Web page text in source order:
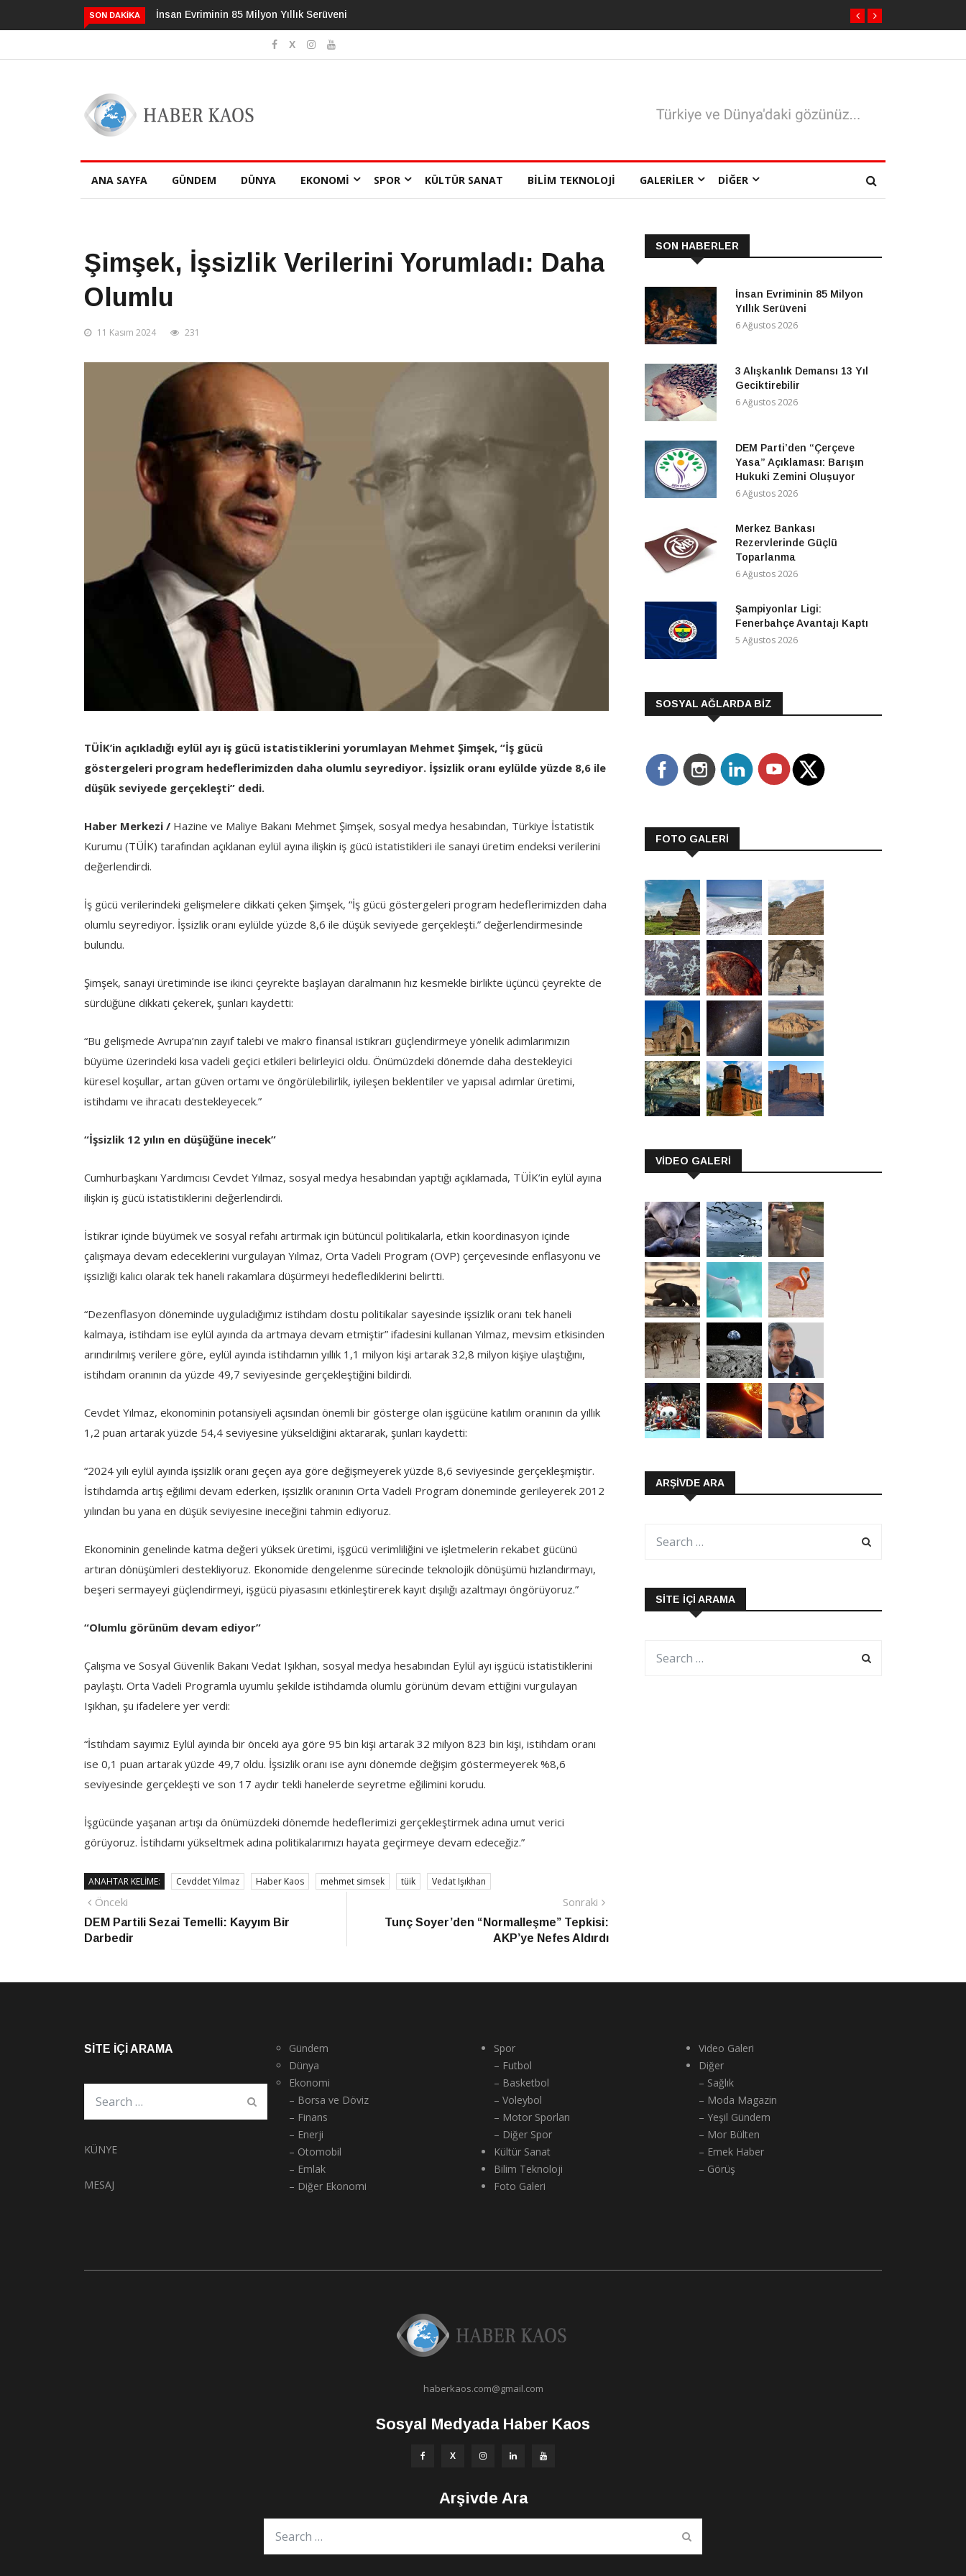
SON DAKIKA
Evriminin 85 Milyon Yıllık Serüveni3 Alışkanlık Demansı 13 Yıl
Geciktirebilir
ANA SAYFA GÜNDEM DÜNYA EKONOMI SPOR KÜLTÜR SANAT BILIM TEKNOLOJI GALERILER DIĞER
Şimşek, İşsizlik Verilerini Yorumladı: Daha
Olumlu
11 Kasım 2024 231
TÜİK’in açıkladığı eylül ayı iş gücü istatistiklerini yorumlayan Mehmet Şimşek, “İş gücü
göstergeleri program hedeflerimizden daha olumlu seyrediyor. İşsizlik oranı eylülde yüzde 8,6 ile
düşük seviyede gerçekleşti” dedi.
Haber Merkezi / Hazine ve Maliye Bakanı Mehmet Şimşek, sosyal medya hesabından, Türkiye İstatistik
Kurumu (TÜİK) tarafından açıklanan eylül ayına ilişkin iş gücü istatistikleri ile sanayi üretim endeksi verilerini
değerlendirdi.
İş gücü verilerindeki gelişmelere dikkati çeken Şimşek, “İş gücü göstergeleri program hedeflerimizden daha
olumlu seyrediyor. İşsizlik oranı eylülde yüzde 8,6 ile düşük seviyede gerçekleşti.” değerlendirmesinde
bulundu.
Şimşek, sanayi üretiminde ise ikinci çeyrekte başlayan daralmanın hız kesmekle birlikte üçüncü çeyrekte de
sürdüğüne dikkati çekerek, şunları kaydetti:
“Bu gelişmede Avrupa’nın zayıf talebi ve makro finansal istikrarı güçlendirmeye yönelik adımlarımızın
büyüme üzerindeki kısa vadeli geçici etkileri belirleyici oldu. Önümüzdeki dönemde daha destekleyici
küresel koşullar, artan güven ortamı ve öngörülebilirlik, iyileşen beklentiler ve yapısal adımlar üretimi,
istihdamı ve ihracatı destekleyecek.”
“İşsizlik 12 yılın en düşüğüne inecek”
Cumhurbaşkanı Yardımcısı Cevdet Yılmaz, sosyal medya hesabından yaptığı açıklamada, TÜİK’in eylül ayına
ilişkin iş gücü istatistiklerini değerlendirdi.
İstikrar içinde büyümek ve sosyal refahı artırmak için bütüncül politikalarla, etkin koordinasyon içinde
çalışmaya devam edeceklerini vurgulayan Yılmaz, Orta Vadeli Program (OVP) çerçevesinde enflasyonu ve
işsizliği kalıcı olarak tek haneli rakamlara düşürmeyi hedeflediklerini belirtti.
“Dezenflasyon döneminde uyguladığımız istihdam dostu politikalar sayesinde işsizlik oranı tek haneli
kalmaya, istihdam ise eylül ayında da artmaya devam etmiştir” ifadesini kullanan Yılmaz, mevsim etkisinden
arındırılmış verilere göre, eylül ayında istihdamın yıllık 1,1 milyon kişi artarak 32,8 milyon kişiye ulaştığını,
istihdam oranının da yüzde 49,7 seviyesinde gerçekleştiğini bildirdi.
Cevdet Yılmaz, ekonominin potansiyeli açısından önemli bir gösterge olan işgücüne katılım oranının da yıllık
1,2 puan artarak yüzde 54,4 seviyesine yükseldiğini aktararak, şunları kaydetti:
“2024 yılı eylül ayında işsizlik oranı geçen aya göre değişmeyerek yüzde 8,6 seviyesinde gerçekleşmiştir.
İstihdamda artış eğilimi devam ederken, işsizlik oranının Orta Vadeli Program döneminde gerileyerek 2012
yılından bu yana en düşük seviyesine ineceğini tahmin ediyoruz.
Ekonominin genelinde katma değeri yüksek üretimi, işgücü verimliliğini ve işletmelerin rekabet gücünü
artıran dönüşümleri destekliyoruz. Ekonomide dengelenme sürecinde teknolojik dönüşümü hızlandırmayı,
beşeri sermayeyi güçlendirmeyi, işgücü piyasasını etkinleştirerek kayıt dışılığı azaltmayı öngörüyoruz.”
“Olumlu görünüm devam ediyor”
Çalışma ve Sosyal Güvenlik Bakanı Vedat Işıkhan, sosyal medya hesabından Eylül ayı işgücü istatistiklerini
paylaştı. Orta Vadeli Programla uyumlu şekilde istihdamda olumlu görünüm devam ettiğini vurgulayan
Işıkhan, şu ifadelere yer verdi:
“İstihdam sayımız Eylül ayında bir önceki aya göre 95 bin kişi artarak 32 milyon 823 bin kişi, istihdam oranı
ise 0,1 puan artarak yüzde 49,7 oldu. İşsizlik oranı ise aynı dönemde değişim göstermeyerek %8,6
seviyesinde gerçekleşti ve son 17 aydır tekli hanelerde seyretme eğilimini korudu.
İşgücünde yaşanan artışı da önümüzdeki dönemde hedeflerimizi gerçekleştirmek adına umut verici
görüyoruz. İstihdamı yükseltmek adına politikalarımızı hayata geçirmeye devam edeceğiz.”
ANAHTAR KELIME: Cevddet Yılmaz Haber Kaos mehmet simsek tüik Vedat Işıkhan
Yazı
gezinmesi
Önceki
haber
DEM Partili Sezai Temelli: Kayyım Bir
Darbedir
Sonraki
Tunç Soyer’den “Normalleşme” Tepkisi:
AKP’ye Nefes Aldırdı
SON HABERLER
İnsan Evriminin 85 Milyon
Yıllık Serüveni
6 Ağustos 2026
3 Alışkanlık Demansı 13 Yıl
Geciktirebilir
6 Ağustos 2026
DEM Parti’den “Çerçeve
Yasa” Açıklaması: Barışın
Hukuki Zemini Oluşuyor
6 Ağustos 2026
Merkez Bankası
Rezervlerinde Güçlü
Toparlanma
6 Ağustos 2026
Şampiyonlar Ligi:
Fenerbahçe Avantajı Kaptı
5 Ağustos 2026
SOSYAL AĞLARDA BİZ
FOTO GALERİ
VİDEO GALERİ
ARŞIVDE ARA
SITE İÇI ARAMA
SITE İÇI ARAMA
KÜNYE
MESAJ
Gündem
Dünya
Ekonomi
– Borsa ve Döviz
– Finans
– Enerji
– Otomobil
– Emlak
– Diğer Ekonomi
Spor
– Futbol
– Basketbol
– Voleybol
– Motor Sporları
– Diğer Spor
Kültür Sanat
Bilim Teknoloji
Foto Galeri
Video Galeri
Diğer
– Sağlık
– Moda Magazin
– Yeşil Gündem
– Mor Bülten
– Emek Haber
– Görüş
haberkaos.com@gmail.com
Sosyal Medyada Haber Kaos
Arşivde Ara